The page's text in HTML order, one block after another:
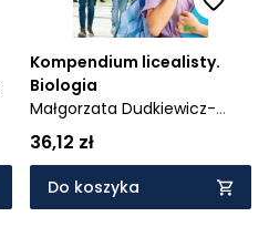
Kompendium licealisty.
Biologia
Małgorzata Dudkiewicz-
Świerzyńska,
Olechnowicz-Gworek
36,12 zł
Do koszyka